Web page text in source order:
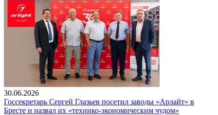
30.06.2026
Госсекретарь Сергей Глазьев посетил заводы «Арлайт» в
Бресте и назвал их «технико-экономическим чудом»